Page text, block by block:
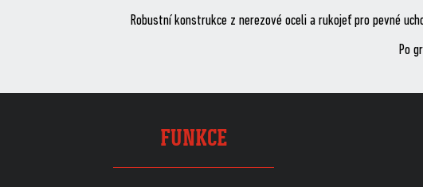
Robustní konstrukce z nerezové oceli a rukojeť pro pevné
Po
FUNKCE